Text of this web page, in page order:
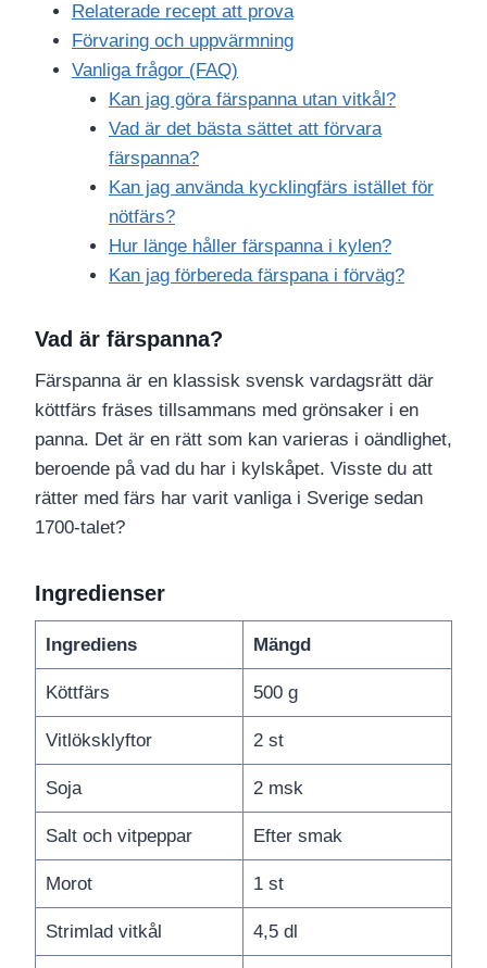
Relaterade recept att prova
Förvaring och uppvärmning
Vanliga frågor (FAQ)
Kan jag göra färspanna utan vitkål?
Vad är det bästa sättet att förvara
färspanna?
Kan jag använda kycklingfärs istället för
nötfärs?
Hur länge håller färspanna i kylen?
Kan jag förbereda färspana i förväg?
Vad är färspanna?
Färspanna är en klassisk svensk vardagsrätt där
köttfärs fräses tillsammans med grönsaker i en
panna. Det är en rätt som kan varieras i oändlighet,
beroende på vad du har i kylskåpet. Visste du att
rätter med färs har varit vanliga i Sverige sedan
1700-talet?
Ingredienser
Ingrediens Mängd
Köttfärs 500 g
Vitlöksklyftor 2 st
Soja 2 msk
Salt och vitpeppar Efter smak
Morot 1 st
Strimlad vitkål 4,5 dl